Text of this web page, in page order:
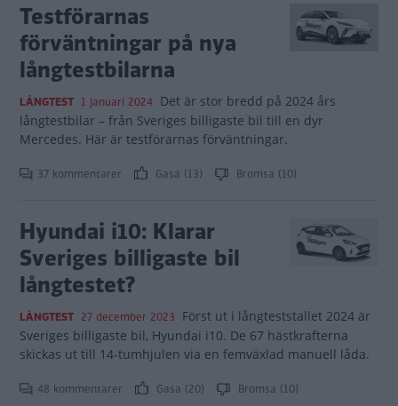
Testförarnas
förväntningar på nya
långtestbilarna
LÅNGTEST 1 januari 2024 Det är stor bredd på 2024 års
långtestbilar – från Sveriges billigaste bil till en dyr
Mercedes. Här är testförarnas förväntningar.
37 kommentarer Gasa (13) Bromsa (10)
Hyundai i10: Klarar
Sveriges billigaste bil
långtestet?
LÅNGTEST 27 december 2023 Först ut i långteststallet 2024 är
Sveriges billigaste bil, Hyundai i10. De 67 hästkrafterna
skickas ut till 14-tumhjulen via en femväxlad manuell låda.
48 kommentarer Gasa (20) Bromsa (10)